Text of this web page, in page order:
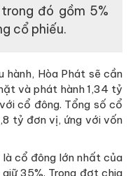
đó gồm 5%
cổ phiếu.
Hòa Phát sẽ cần
và phát hành 1,34 tỷ
cổ đông. Tổng số cổ
tỷ đơn vị, ứng với vốn
là cổ đông lớn nhất của
35%. Trong đợt chia